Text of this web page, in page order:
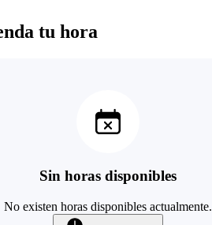
tu hora
Sin horas disponibles
No existen horas disponibles actualmente.